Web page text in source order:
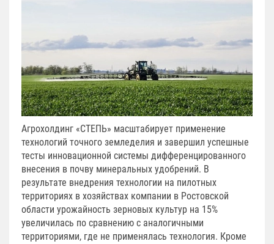
Агрохолдинг «СТЕПЬ» масштабирует применение
технологий точного земледелия и завершил успешные
тесты инновационной системы дифференцированного
внесения в почву минеральных удобрений. В
результате внедрения технологии на пилотных
территориях в хозяйствах компании в Ростовской
области урожайность зерновых культур на 15%
увеличилась по сравнению с аналогичными
территориями, где не применялась технология. Кроме